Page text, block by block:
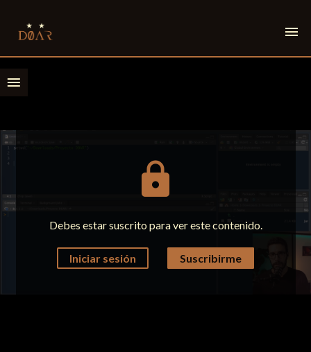
menu
menu
lock
Debes estar suscrito para ver este contenido.
Iniciar sesión Suscribirme